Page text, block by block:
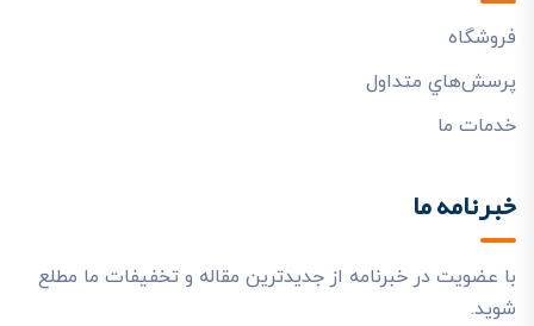
فروشگاه
پرسش‌هاي متداول
خدمات ما
خبرنامه ما
با عضویت در خبرنامه از جدیدترین مقاله و تخفیفات ما مطلع
شوید.